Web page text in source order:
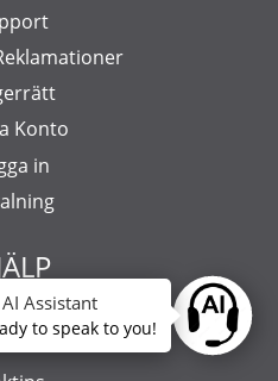
Konto
in
kunder
du
Ask
Assistant
to speak to you!